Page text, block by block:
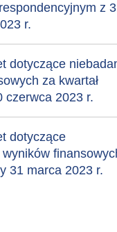
z
r.
dotyczące
za kwartał
czerwca 2023 r.
dotyczące
31 marca 2023 r.